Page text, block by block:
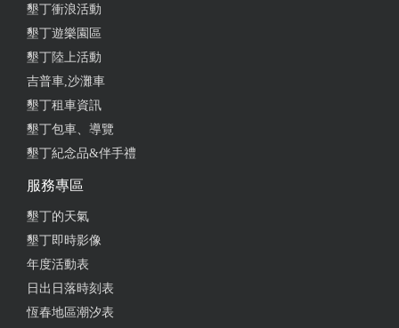
今天中午特地從高雄殺到恆春 就為了買泰式奶茶，順
便吃飯 結果老闆娘說最近太忙了，沒時間煮 想說問
問看能不能宅配 結果老闆為了幫我們省運費 竟然說
要現煮，讓我們帶回去 還請我們喝一瓶冬瓜檸檬 怎
❤️❤️
去完海生館肚子好餓 立馬看評論不錯來用餐 果然用
墾丁衝浪活動
墾丁遊樂園區
墾丁陸上活動
吉普車,沙灘車
墾丁租車資訊
墾丁包車、導覽
墾丁紀念品&伴手禮
服務專區
墾丁的天氣
墾丁即時影像
年度活動表
日出日落時刻表
恆春地區潮汐表